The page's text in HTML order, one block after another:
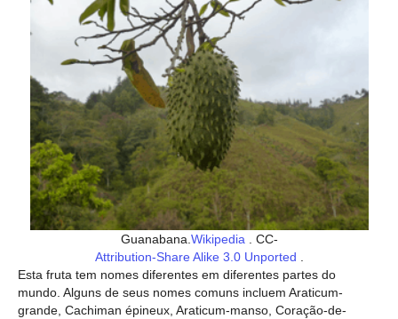
Guanabana. Wikipedia . CC-
Attribution-Share Alike 3.0 Unported
Esta fruta tem nomes diferentes em diferentes partes do
mundo. Alguns de seus nomes comuns incluem Araticum-
grande, Cachiman épineux, Araticum-manso, Coração-de-